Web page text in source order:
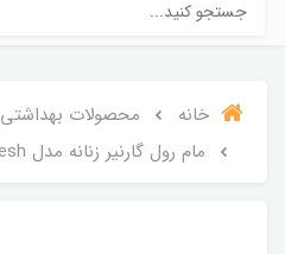
خانه محصولات بهداشتي
مام رول گارنیر زنانه مدل Cotton Fresh حجم 50 میل